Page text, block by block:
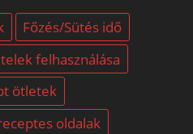
Főzés/Sütés idő
felhasználása
ötletek
oldalak